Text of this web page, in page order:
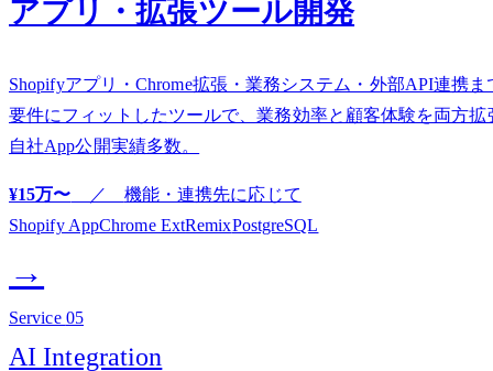
アプリ・拡張ツール開発
Shopifyアプリ・Chrome拡張・業務システム・外部API連携ま
要件にフィットしたツールで、業務効率と顧客体験を両方拡
自社App公開実績多数。
¥15万〜 ／ 機能・連携先に応じて
Shopify AppChrome ExtRemixPostgreSQL
→
Service 05
AI Integration